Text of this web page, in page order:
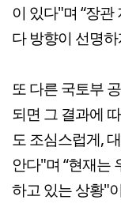
이 있다"며 “장
다 방향이 선명
또 다른 국토부
되면 그 결과에
도 조심스럽게,
안다"며 “현재는
하고 있는 상황"